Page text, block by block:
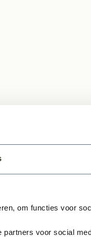
om functies voor
voor social